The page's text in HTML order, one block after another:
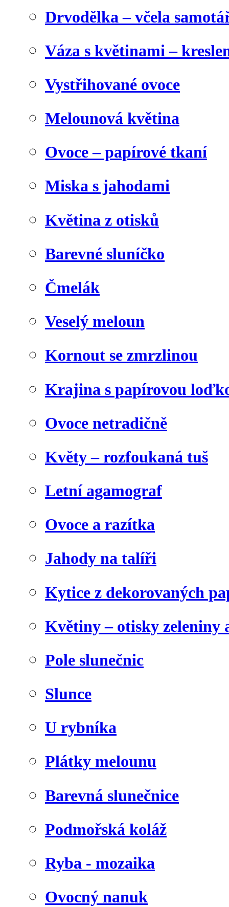
Drvodělka – včela
Váza s květinami –
Vystřihované ovoce
Melounová květina
Ovoce – papírové tkaní
Miska s jahodami
Květina z otisků
Barevné sluníčko
Čmelák
Veselý meloun
Kornout se zmrzlinou
Krajina s papírovou
Ovoce netradičně
Květy – rozfoukaná tuš
Letní agamograf
Ovoce a razítka
Jahody na talíři
Kytice z dekorovaných
Květiny – otisky zeleniny
Pole slunečnic
Slunce
U rybníka
Plátky melounu
Barevná slunečnice
Podmořská koláž
Ryba - mozaika
Ovocný nanuk